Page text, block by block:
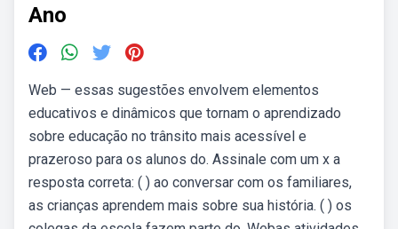
Ano
Web — essas sugestões envolvem elementos
educativos e dinâmicos que tornam o aprendizado
sobre educação no trânsito mais acessível e
prazeroso para os alunos do. Assinale com um x a
resposta correta: ( ) ao conversar com os familiares,
as crianças aprendem mais sobre sua história. ( ) os